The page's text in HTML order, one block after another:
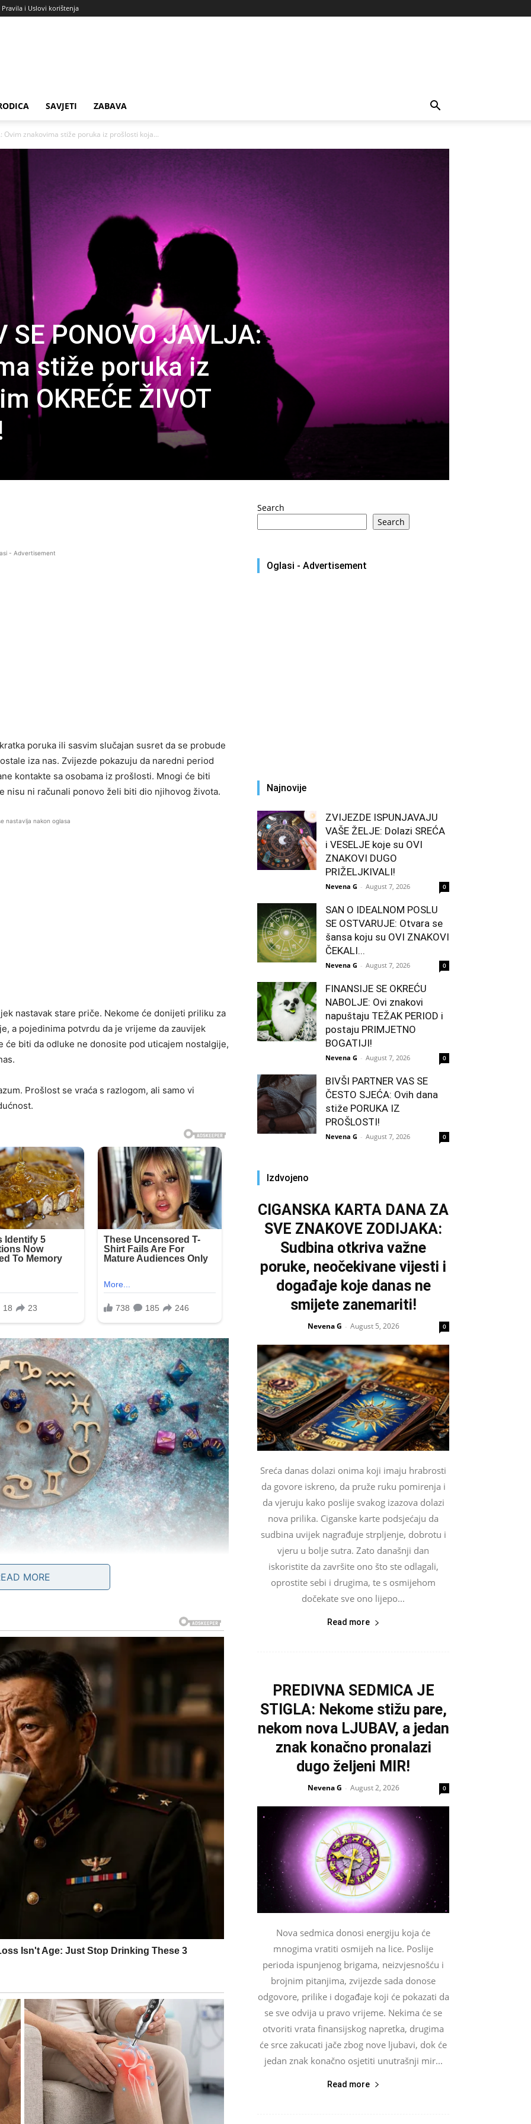
Pravila i Uslovi korištenja
SAVJETI ZABAVA
Ovim znakovima stiže poruka iz prošlosti koja...
SE PONOVO JAVLJA:
stiže poruka iz
OKREĆE ŽIVOT
- Advertisement
poruka ili sasvim slučajan susret da se probude
iza nas. Zvijezde pokazuju da naredni period
kontakte sa osobama iz prošlosti. Mnogi će biti
nisu ni računali ponovo želi biti dio njihovog života.
nastavlja nakon oglasa
nastavak stare priče. Nekome će donijeti priliku za
a pojedinima potvrdu da je vrijeme da zauvijek
biti da odluke ne donosite pod uticajem nostalgije,
Prošlost se vraća s razlogom, ali samo vi
koju dugo nisu čuli. Razgovor će probuditi
ste se promijenili.
želite.
razmišljati o njima. Ovog puta dolazi iskrenije,
je prilika da započnete mnogo ljepše poglavlje
baš onda kada je najmanje očekuju. Susret sa
dobijete odgovore koji su dugo nedostajali.
šta je najbolje.
potpuno promijeniti vaš pogled na budućnost.
očekuje nova i mnogo stabilnija ljubavna priča.
lijepe uspomene, ali i na lekcije koje su naučili.
danas vrijedite.
MORE
Search
Search
Oglasi - Advertisement
Najnovije
ZVIJEZDE ISPUNJAVAJU
VAŠE ŽELJE: Dolazi SREĆA
i VESELJE koje su OVI
ZNAKOVI DUGO
PRIŽELJKIVALI!
Nevena G - August 7, 2026 0
SAN O IDEALNOM POSLU
SE OSTVARUJE: Otvara se
šansa koju su OVI ZNAKOVI
ČEKALI...
Nevena G - August 7, 2026 0
FINANSIJE SE OKREĆU
NABOLJE: Ovi znakovi
napuštaju TEŽAK PERIOD i
postaju PRIMJETNO
BOGATIJI!
Nevena G - August 7, 2026 0
BIVŠI PARTNER VAS SE
ČESTO SJEĆA: Ovih dana
stiže PORUKA IZ
PROŠLOSTI!
Nevena G - August 7, 2026 0
Izdvojeno
CIGANSKA KARTA DANA ZA
SVE ZNAKOVE ZODIJAKA:
Sudbina otkriva važne
poruke, neočekivane vijesti i
događaje koje danas ne
smijete zanemariti!
Nevena G - August 5, 2026 0
Sreća danas dolazi onima koji imaju hrabrosti
da govore iskreno, da pruže ruku pomirenja i
da vjeruju kako poslije svakog izazova dolazi
nova prilika. Ciganske karte podsjećaju da
sudbina uvijek nagrađuje strpljenje, dobrotu i
vjeru u bolje sutra. Zato današnji dan
iskoristite da završite ono što ste odlagali,
oprostite sebi i drugima, te s osmijehom
dočekate sve ono lijepo...
Read more
PREDIVNA SEDMICA JE
STIGLA: Nekome stižu pare,
nekom nova LJUBAV, a jedan
znak konačno pronalazi
dugo željeni MIR!
Nevena G - August 2, 2026 0
Nova sedmica donosi energiju koja će
mnogima vratiti osmijeh na lice. Poslije
perioda ispunjenog brigama, neizvjesnošću i
brojnim pitanjima, zvijezde sada donose
odgovore, prilike i događaje koji će pokazati da
se sve odvija u pravo vrijeme. Nekima će se
otvoriti vrata finansijskog napretka, drugima
će srce zakucati jače zbog nove ljubavi, dok će
jedan znak konačno osjetiti unutrašnji mir...
Read more